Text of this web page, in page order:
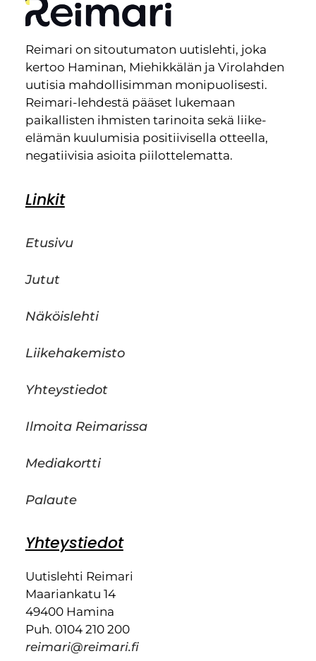
Reimari on sitoutumaton uutislehti, joka
kertoo Haminan, Miehikkälän ja Virolahden
uutisia mahdollisimman monipuolisesti.
Reimari-lehdestä pääset lukemaan
paikallisten ihmisten tarinoita sekä liike-
elämän kuulumisia positiivisella otteella,
negatiivisia asioita piilottelematta.
Linkit
Etusivu
Jutut
Näköislehti
Liikehakemisto
Yhteystiedot
Ilmoita Reimarissa
Mediakortti
Palaute
Yhteystiedot
Uutislehti Reimari
Maariankatu 14
49400 Hamina
Puh. 0104 210 200
reimari@reimari.fi